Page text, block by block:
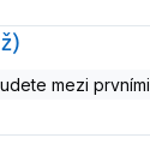
mezi prvními